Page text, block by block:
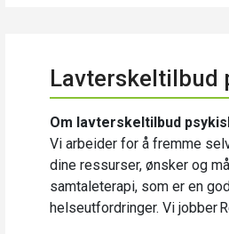
Lavterskeltilbud
Om lavterskeltilbud
Vi arbeider for å fremme
dine ressurser, ønsker og
samtaleterapi, som er en
helseutfordringer. Vi jobber